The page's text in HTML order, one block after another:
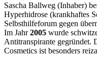
Sascha Ballweg (Inhaber)
Hyperhidrose (krankhaftes
Selbsthilfeforum gegen
Im Jahr2005 wurde
Antitranspirante gegründet.
Cosmetics ist besonders